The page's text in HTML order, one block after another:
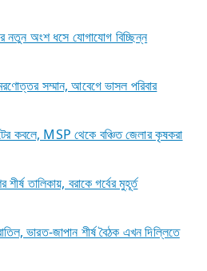
নতুন অংশ ধসে যোগাযোগ বিচ্ছিন্ন
সম্মান, আবেগে ভাসল পরিবার
কবলে, MSP থেকে বঞ্চিত জেলার কৃষকরা
তালিকায়, বরাকে গর্বের মুহূর্ত
ভারত-জাপান শীর্ষ বৈঠক এখন দিল্লিতে